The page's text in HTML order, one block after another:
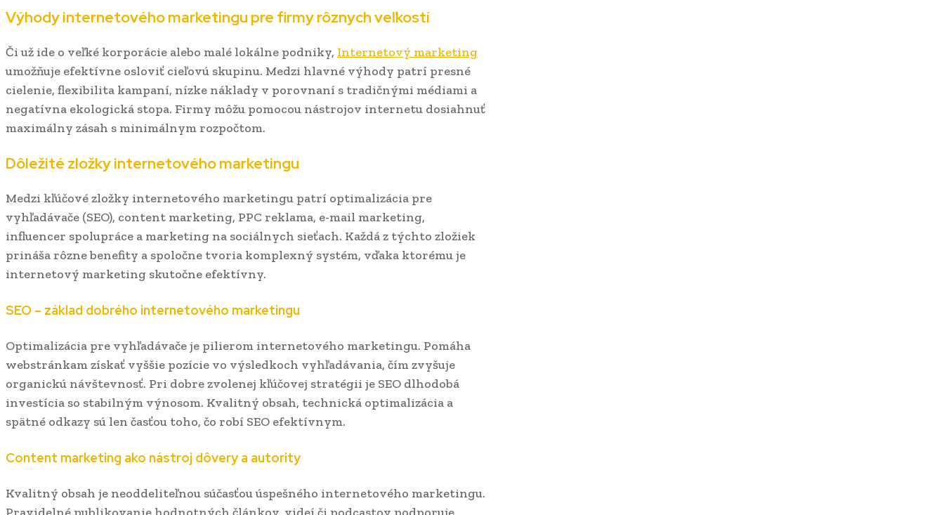
Výhody internetového marketingu pre firmy rôznych veľkostí
Či už ide o veľké korporácie alebo malé lokálne podniky, Internetový marketing
umožňuje efektívne osloviť cieľovú skupinu. Medzi hlavné výhody patrí presné
cielenie, flexibilita kampaní, nízke náklady v porovnaní s tradičnými médiami a
negatívna ekologická stopa. Firmy môžu pomocou nástrojov internetu dosiahnuť
maximálny zásah s minimálnym rozpočtom.
Dôležité zložky internetového marketingu
Medzi kľúčové zložky internetového marketingu patrí optimalizácia pre
vyhľadávače (SEO), content marketing, PPC reklama, e-mail marketing,
influencer spolupráce a marketing na sociálnych sieťach. Každá z týchto zložiek
prináša rôzne benefity a spoločne tvoria komplexný systém, vďaka ktorému je
internetový marketing skutočne efektívny.
SEO – základ dobrého internetového marketingu
Optimalizácia pre vyhľadávače je pilierom internetového marketingu. Pomáha
webstránkam získať vyššie pozície vo výsledkoch vyhľadávania, čím zvyšuje
organickú návštevnosť. Pri dobre zvolenej kľúčovej stratégii je SEO dlhodobá
investícia so stabilným výnosom. Kvalitný obsah, technická optimalizácia a
spätné odkazy sú len časťou toho, čo robí SEO efektívnym.
Content marketing ako nástroj dôvery a autority
Kvalitný obsah je neoddeliteľnou súčasťou úspešného internetového marketingu.